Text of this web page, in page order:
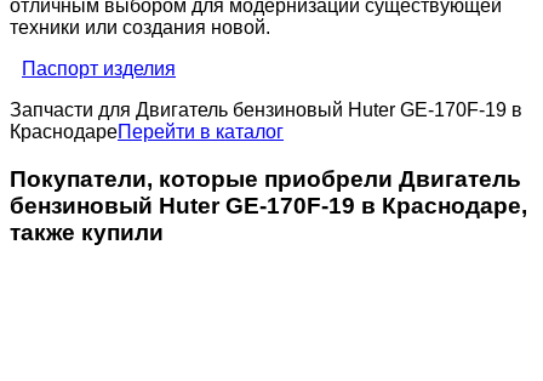
отличным выбором для модернизации существующей
техники или создания новой.
Паспорт изделия
Запчасти для Двигатель бензиновый Huter GE-170F-19 в
КраснодареПерейти в каталог
Покупатели, которые приобрели Двигатель
бензиновый Huter GE-170F-19 в Краснодаре,
также купили